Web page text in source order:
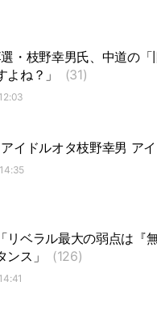
選・枝野幸男氏、中道の
よね？」
(31)
アイドルオタ枝野幸男 ア
リベラル最大の弱点は『
ンス」
(126)